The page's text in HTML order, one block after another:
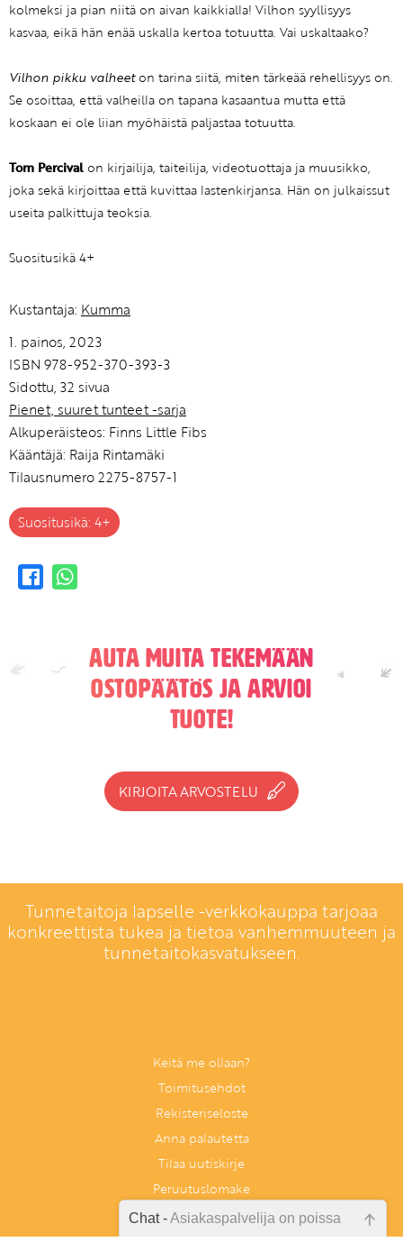
kolmeksi ja pian niitä on aivan kaikkialla! Vilhon syyllisyys
kasvaa, eikä hän enää uskalla kertoa totuutta. Vai uskaltaako?
Vilhon pikku valheeton tarina siitä, miten tärkeää rehellisyys on.
Se osoittaa, että valheilla on tapana kasaantua mutta että
koskaan ei ole liian myöhäistä paljastaa totuutta.
Tom Percival on kirjailija, taiteilija, videotuottaja ja muusikko,
joka sekä kirjoittaa että kuvittaa lastenkirjansa. Hän on julkaissut
useita palkittuja teoksia.
Suositusikä 4+
Kustantaja: Kumma
1. painos, 2023
ISBN 978-952-370-393-3
Sidottu, 32 sivua
Pienet, suuret tunteet -sarja
Alkuperäisteos: Finns Little Fibs
Kääntäjä: Raija Rintamäki
Tilausnumero 2275-8757-1
Suositusikä: 4+
Auta muita tekemään
ostopäätös ja arvioi
tuote!
KIRJOITA ARVOSTELU
Tunnetaitoja lapselle -verkkokauppa tarjoaa
konkreettista tukea ja tietoa vanhemmuuteen ja
tunnetaitokasvatukseen.
Keitä me ollaan?
Toimitusehdot
Rekisteriseloste
Anna palautetta
Tilaa uutiskirje
Peruutuslomake
Chat -Asiakaspalvelija on poissa